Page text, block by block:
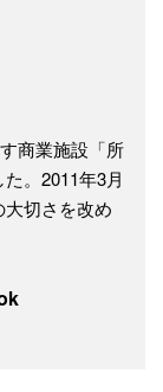
商業施設「所
。2011年3月
切さを改め